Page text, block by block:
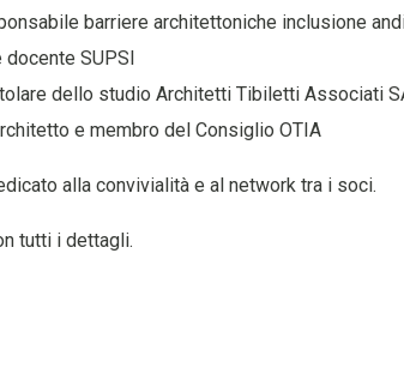
barriere architettoniche inclusione
SUPSI
dello studio Architetti Tibiletti Associati
e membro del Consiglio OTIA
alla convivialità e al network tra i soci.
tutti i dettagli.